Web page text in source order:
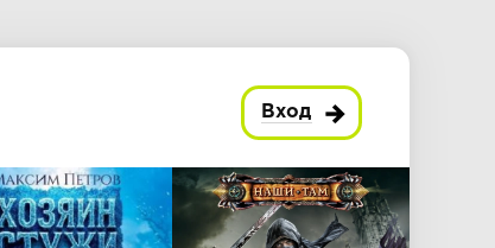
Вход